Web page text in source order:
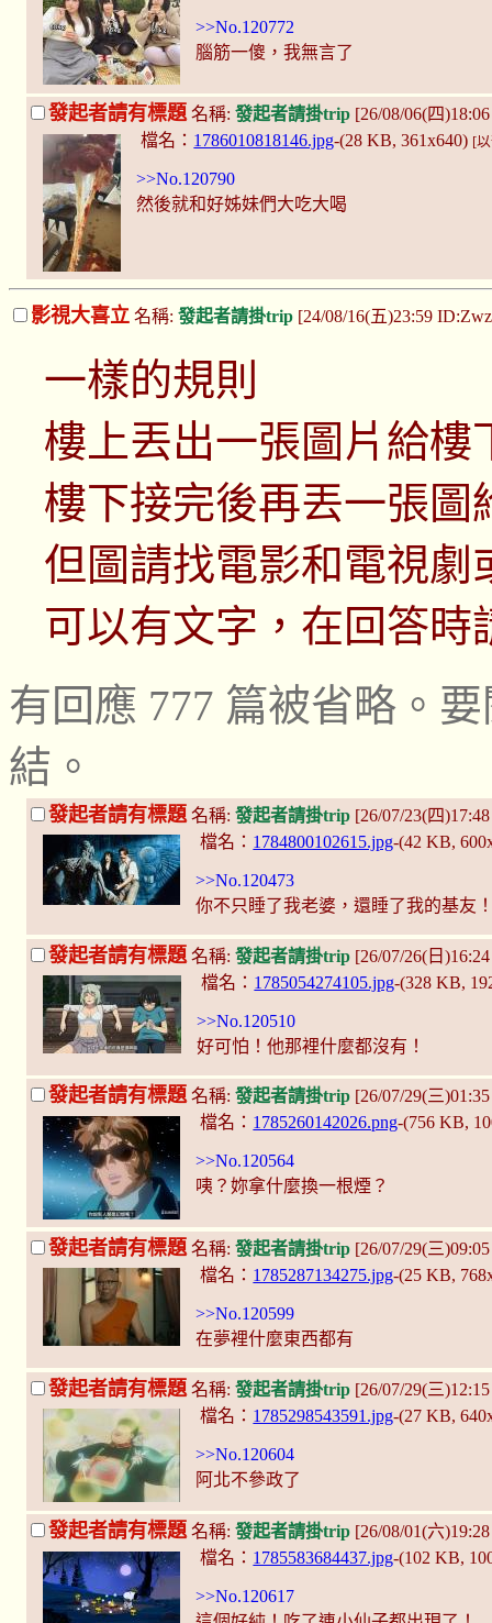
>>No.120772
腦筋一傻，我無言了
發起者請有標題 名稱: 發起者請掛trip [26/08/06(四
檔名： 1786010818146.jpg-(28 KB, 361x640) [
>>No.120790
然後就和好姊妹們大吃大喝
影視大喜立 名稱: 發起者請掛trip [24/08/16(五)23:59
一樣的規則
樓上丟出一張圖片給樓
樓下接完後再丟一張圖
但圖請找電影和電視劇
可以有文字，在回答時
有回應 777 篇被省略。
結。
發起者請有標題 名稱: 發起者請掛trip [26/07/23(四
檔名： 1784800102615.jpg-(42 KB,
>>No.120473
你不只睡了我老婆，還睡了我的基友
發起者請有標題 名稱: 發起者請掛trip [26/07/26(日
檔名： 1785054274105.jpg-(328 KB,
>>No.120510
好可怕！他那裡什麼都沒有！
發起者請有標題 名稱: 發起者請掛trip [26/07/29(三
檔名： 1785260142026.png-(756 KB,
>>No.120564
咦？妳拿什麼換一根煙？
發起者請有標題 名稱: 發起者請掛trip [26/07/29(三
檔名： 1785287134275.jpg-(25 KB,
>>No.120599
在夢裡什麼東西都有
發起者請有標題 名稱: 發起者請掛trip [26/07/29(三
檔名： 1785298543591.jpg-(27 KB,
>>No.120604
阿北不參政了
發起者請有標題 名稱: 發起者請掛trip [26/08/01(六
檔名： 1785583684437.jpg-(102 KB,
>>No.120617